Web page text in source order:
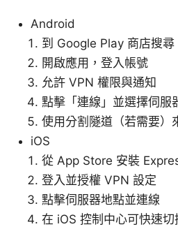
Android
到 Google Play 商店搜
開啟應用，登入帳號
允許 VPN 權限與通知
點擊「連線」並選擇伺服
使用分割隧道（若需要）
iOS
從 App Store 安裝
登入並授權 VPN 設定
點擊伺服器地點並連線
在 iOS 控制中心可快速